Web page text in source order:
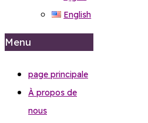
English
Menu
page principale
À propos de
nous